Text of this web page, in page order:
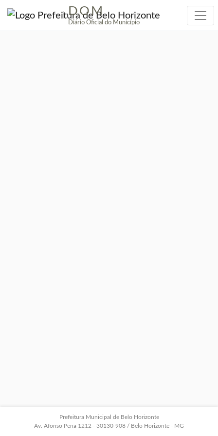
| DOM
Diário Oficial do Município
Prefeitura Municipal de Belo Horizonte
Av. Afonso Pena 1212 - 30130-908 / Belo Horizonte - MG